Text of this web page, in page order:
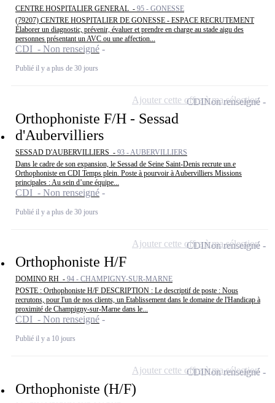
CENTRE HOSPITALIER GENERAL - 95 - GONESSE
(79207) CENTRE HOSPITALIER DE GONESSE - ESPACE RECRUTEMENT
Élaborer un diagnostic, prévenir, évaluer et prendre en charge au stade aigu des
personnes présentant un AVC ou une affection...
CDI - Non renseigné
Publié il y a plus de 30 jours
Orthophoniste F/H - Sessad
d'Aubervilliers
SESSAD D'AUBERVILLIERS - 93 - AUBERVILLIERS
Dans le cadre de son expansion, le Sessad de Seine Saint-Denis recrute un.e
Orthophoniste en CDI Temps plein. Poste à pourvoir à Aubervilliers Missions
principales : Au sein d’une équipe...
CDI - Non renseigné
Publié il y a plus de 30 jours
CDINon renseigné
Ajouter cette offre à ma sélection
Orthophoniste H/F
DOMINO RH - 94 - CHAMPIGNY-SUR-MARNE
POSTE : Orthophoniste H/F DESCRIPTION : Le descriptif de poste : Nous
recrutons, pour l'un de nos clients, un Etablissement dans le domaine de l'Handicap à
proximité de Champigny-sur-Marne dans le...
CDI - Non renseigné
Publié il y a 10 jours
CDINon renseigné
Ajouter cette offre à ma sélection
Orthophoniste (H/F)
CDINon renseigné
Ajouter cette offre à ma sélection